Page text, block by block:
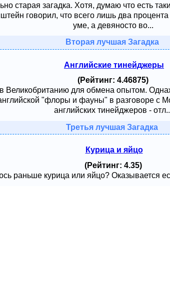
старая загадка. Хотя, думаю что есть
говорил, что всего лишь два процента
уме, а девяносто во...
Вторая лучшая Загадка
Английские тинейджеры
(Рейтинг: 4.46875)
Великобританию для обмена опытом.
"флоры и фауны" в разговоре с
английских тинейджеров -
Третья лучшая Загадка
Курица и яйцо
(Рейтинг: 4.35)
раньше курица или яйцо? Оказывается